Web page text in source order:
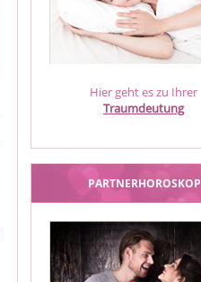
Hier geht es zu Ihrer
Traumdeutung
PARTNERHOROSKOP